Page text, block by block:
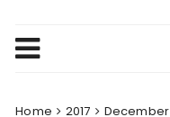
Home 2017 December